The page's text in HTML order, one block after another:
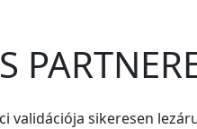
validációja sikeresen